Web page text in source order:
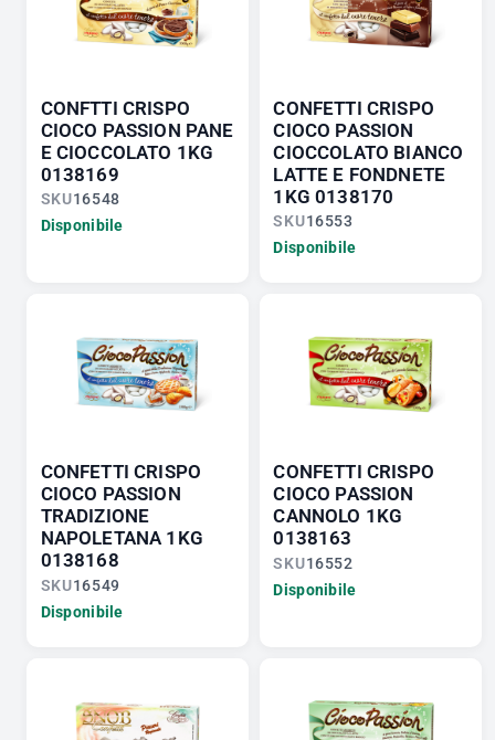
CONFTTI CRISPO
CIOCO PASSION PANE
E CIOCCOLATO 1KG
0138169
SKU16548
Disponibile
CONFETTI CRISPO
CIOCO PASSION
CIOCCOLATO BIANCO
LATTE E FONDNETE
1KG 0138170
SKU16553
Disponibile
CONFETTI CRISPO
CIOCO PASSION
TRADIZIONE
NAPOLETANA 1KG
0138168
SKU16549
Disponibile
CONFETTI CRISPO
CIOCO PASSION
CANNOLO 1KG
0138163
SKU16552
Disponibile